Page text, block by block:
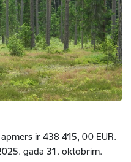
ir 438 415, 00 EUR.
gada 31. oktobrim.